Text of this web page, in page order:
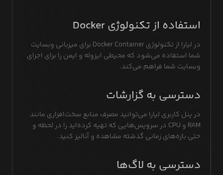
استفاده از تکنولوژی Docker
در لیارا از تکنولوژی Docker Container برای میزبانی وبسایت
شما استفاده می‌شود که محیطی ایزوله و ایمن را برای اجرای
وبسایت شما فراهم می‌کند.
دسترسی به گزارشات
در پنل کاربری لیارا می‌توانید مصرف منابع سخت‌افزاری مانند
RAM و CPU در سرویس‌هایی که تهیه کرده‌اید را در لحظه و
حتی بازه‌های زمانی گذشته مشاهده و آنالیز کنید.
دسترسی به لاگ‌ها